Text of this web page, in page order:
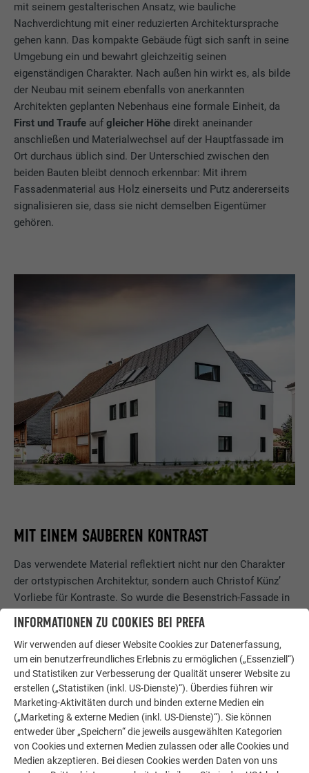
mit seinem gestalterischen Ansatz, wie bauliche
Nachverdichtung mit einer reduzierten Architektursprache
gehen kann. Das kompakte Gebäude fügt sich sanft in seine
Umgebung ein und bewahrt gleichzeitig seinen
eigenständigen Charakter. Nach außen hin wirkt es, als bilde
der Neubau mit seinem ebenfalls von anerkannten
Architekten geplanten Nebenhaus eine formale Einheit, da
First und Traufe aufgleicher Höhe direkt aneinander
anschließen und Materialwechsel auf der Hauptfassade im
Ort durchaus üblich sind. Der Unterschied zwischen den
beiden Bauten bleibt dennoch erkennbar: Mit ihrem
Fassadenmaterial aus Holz einerseits und Putz andererseits
signalisieren sie, dass sie nicht demselben Eigentümer
gehören.
MIT EINEM SAUBEREN KONTRAST
Das verwendete Material reflektiert nicht nur den Charakter
der ortstypischen Architektur, sondern auch Christof Künz’
Vorliebe für Kontraste. So wurde die Besenstrich-Fassade in
einem strahlenden Weiß ausgeführt, während Balkone,
Fenster, Türen, Dächer und Regenfallrohre aus
PREFA Aluminiumgefertigt sind – ein sauberer Kontrast, der
nur durch äußerste Genauigkeit in der Planungs- und
Gestaltungsphase gewährleistet werden konnte. Für das
steile Dach fand Künz in der kleinteiligen
Dachschindel
DS.19das passende Mittel, um dessen Fläche zu
akzentuieren und gleichzeitig eine ähnliche Anmutung wie
die Dächer in der Umgebung zu erzeugen. Die
anspruchsvollen Details der Dacharbeiten sind Mathias Küng,
INFORMATIONEN ZU COOKIES BEI PREFA
Wir verwenden auf dieser Website Cookies zur Datenerfassung,
um ein benutzerfreundliches Erlebnis zu ermöglichen („Essenziell“)
und Statistiken zur Verbesserung der Qualität unserer Website zu
erstellen („Statistiken (inkl. US-Dienste)“). Überdies führen wir
Marketing-Aktivitäten durch und binden externe Medien ein
(„Marketing & externe Medien (inkl. US-Dienste)“). Sie können
entweder über „Speichern“ die jeweils ausgewählten Kategorien
von Cookies und externen Medien zulassen oder alle Cookies und
Medien akzeptieren. Bei diesen Cookies werden Daten von uns